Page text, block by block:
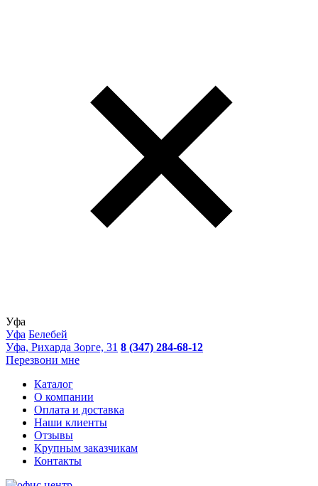
Уфа
Уфа Белебей
Уфа, Рихарда Зорге, 31 8 (347) 284-68-12
Перезвони мне
Каталог
О компании
Оплата и доставка
Наши клиенты
Отзывы
Крупным заказчикам
Контакты